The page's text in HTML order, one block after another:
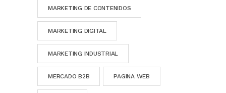
MARKETING DE CONTENIDOS
MARKETING DIGITAL
MARKETING INDUSTRIAL
MERCADO B2B PAGINA WEB